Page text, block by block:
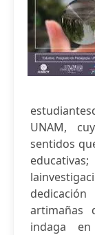
UNAM,
sentidos
artimañas
indaga